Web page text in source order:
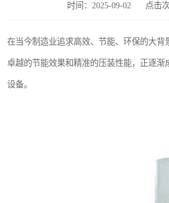
时间：2025-09-02 点击
在当今制造业追求高效、节能、环保的大背
卓越的节能效果和精准的压装性能，正逐渐
设备。
气压机-气动压床
伺服压力机